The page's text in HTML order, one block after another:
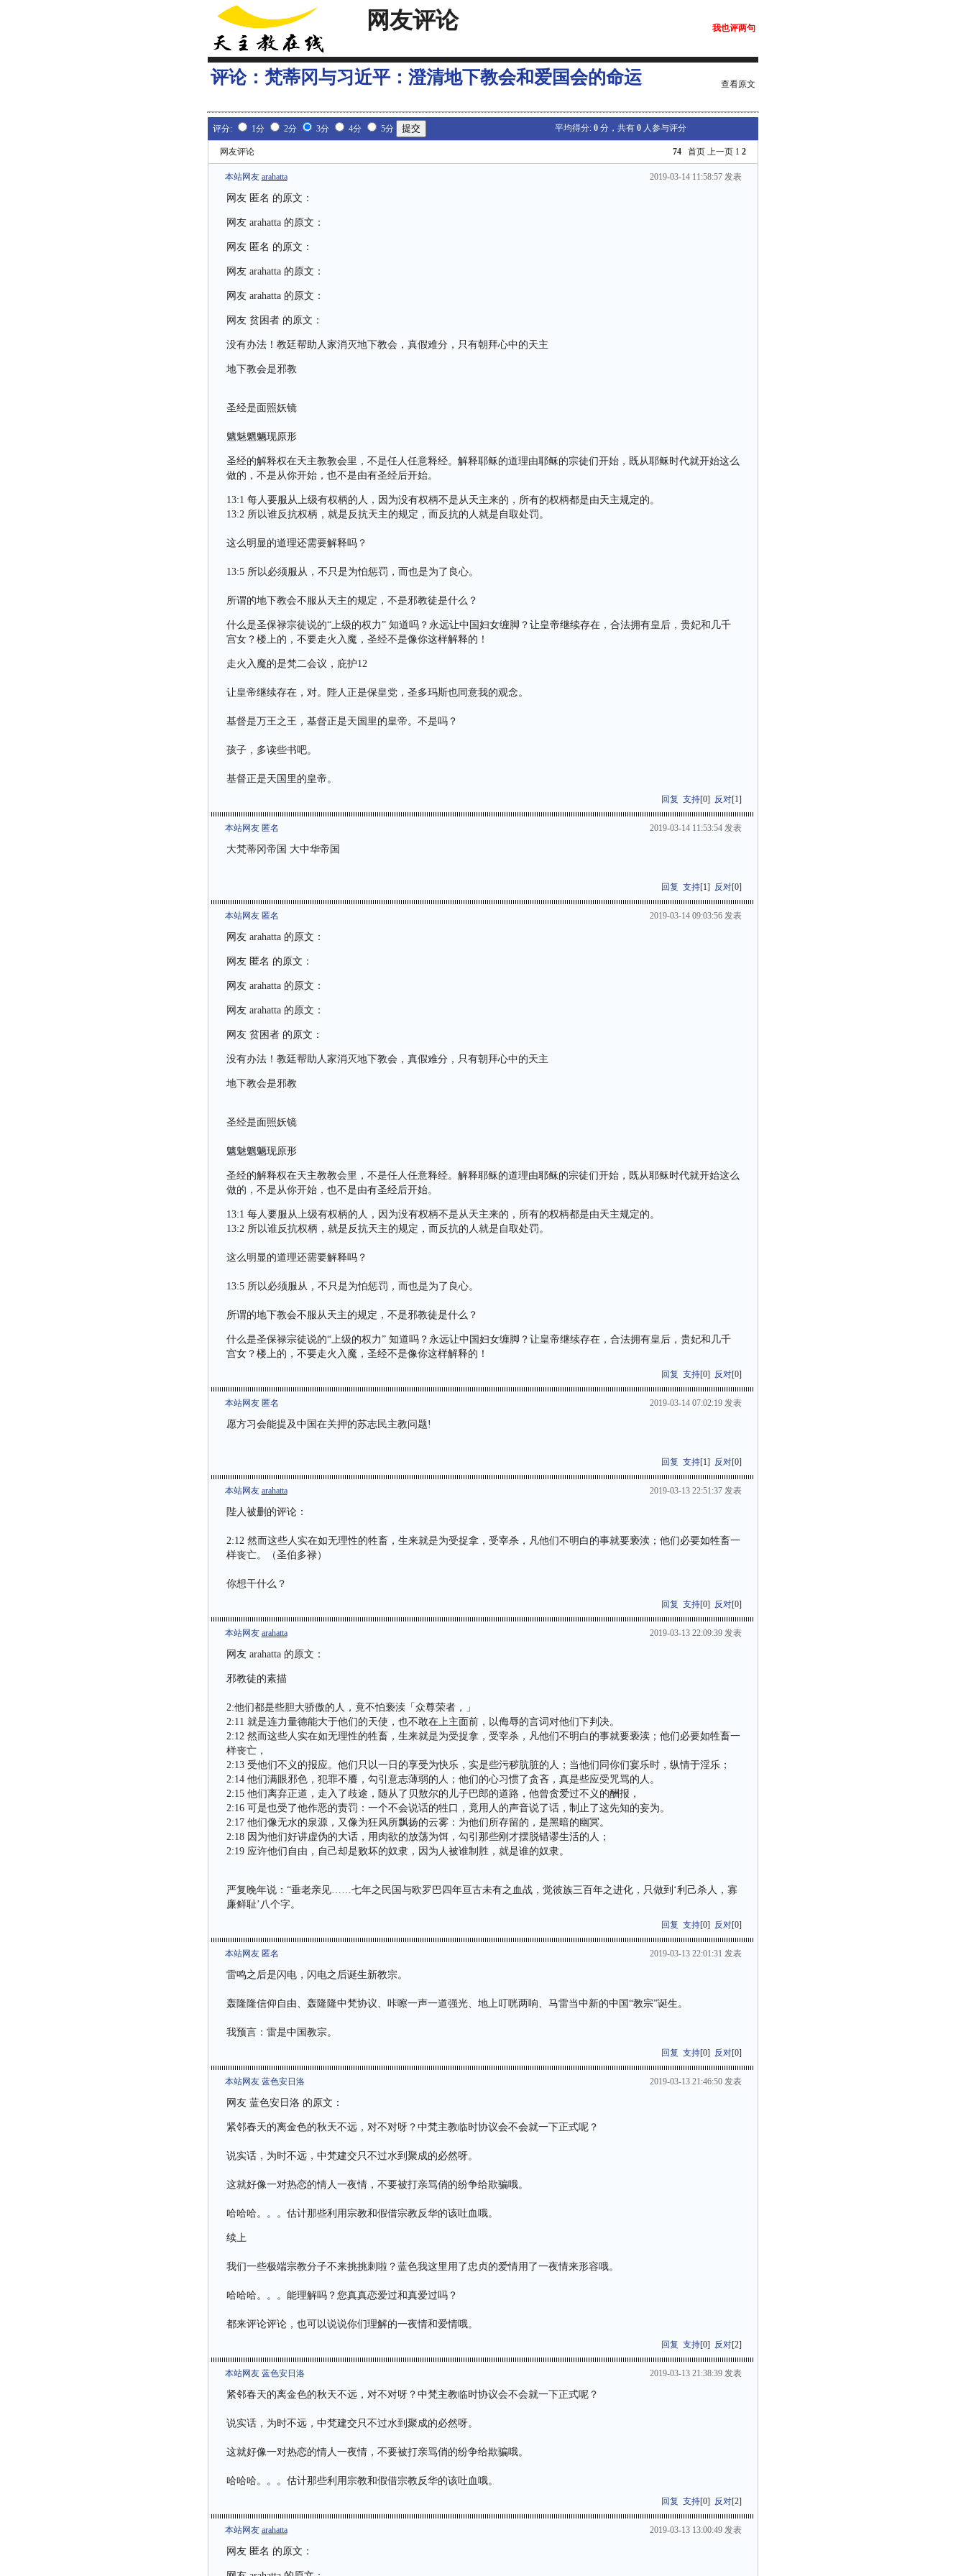
网友评论 我也评两句
评论： 梵蒂冈与习近平：澄清地下教会和爱国会的命运 查看原文
评分: 1分 2分 3分 4分 5分 平均得分: 0 分，共有 0 人参与评分
网友评论 74 首页 上一页 1 2
本站网友 arahatta 2019-03-14 11:58:57 发表
网友 匿名 的原文：
网友 arahatta的原文：
网友 匿名 的原文：
网友 arahatta的原文：
网友 arahatta的原文：
网友 贫困者 的原文：
没有办法！教廷帮助人家消灭地下教会，真假难分，只有朝拜心中的天主
地下教会是邪教
圣经是面照妖镜
魑魅魍魉现原形
圣经的解释权在天主教教会里，不是任人任意释经。解释耶稣的道理由耶稣的宗徒们开始，既从耶稣时代就开始这么
做的，不是从你开始，也不是由有圣经后开始。
13:1 每人要服从上级有权柄的人，因为没有权柄不是从天主来的，所有的权柄都是由天主规定的。
13:2 所以谁反抗权柄，就是反抗天主的规定，而反抗的人就是自取处罚。
这么明显的道理还需要解释吗？
13:5 所以必须服从，不只是为怕惩罚，而也是为了良心。
所谓的地下教会不服从天主的规定，不是邪教徒是什么？
什么是圣保禄宗徒说的“上级的权力” 知道吗？永远让中国妇女缠脚？让皇帝继续存在，合法拥有皇后，贵妃和几千
宫女？楼上的，不要走火入魔，圣经不是像你这样解释的！
走火入魔的是梵二会议，庇护12
让皇帝继续存在，对。陛人正是保皇党，圣多玛斯也同意我的观念。
基督是万王之王，基督正是天国里的皇帝。不是吗？
孩子，多读些书吧。
基督正是天国里的皇帝。
回复 支持[0] 反对[1]
本站网友 匿名 2019-03-14 11:53:54 发表
大梵蒂冈帝国 大中华帝国
回复 支持[1] 反对[0]
本站网友 匿名 2019-03-14 09:03:56 发表
网友 arahatta的原文：
网友 匿名 的原文：
网友 arahatta的原文：
网友 arahatta的原文：
网友 贫困者 的原文：
没有办法！教廷帮助人家消灭地下教会，真假难分，只有朝拜心中的天主
地下教会是邪教
圣经是面照妖镜
魑魅魍魉现原形
圣经的解释权在天主教教会里，不是任人任意释经。解释耶稣的道理由耶稣的宗徒们开始，既从耶稣时代就开始这么
做的，不是从你开始，也不是由有圣经后开始。
13:1 每人要服从上级有权柄的人，因为没有权柄不是从天主来的，所有的权柄都是由天主规定的。
13:2 所以谁反抗权柄，就是反抗天主的规定，而反抗的人就是自取处罚。
这么明显的道理还需要解释吗？
13:5 所以必须服从，不只是为怕惩罚，而也是为了良心。
所谓的地下教会不服从天主的规定，不是邪教徒是什么？
什么是圣保禄宗徒说的“上级的权力” 知道吗？永远让中国妇女缠脚？让皇帝继续存在，合法拥有皇后，贵妃和几千
宫女？楼上的，不要走火入魔，圣经不是像你这样解释的！
回复 支持[0] 反对[0]
本站网友 匿名 2019-03-14 07:02:19 发表
愿方习会能提及中国在关押的苏志民主教问题!
回复 支持[1] 反对[0]
本站网友 arahatta 2019-03-13 22:51:37 发表
陛人被删的评论：
2:12 然而这些人实在如无理性的牲畜，生来就是为受捉拿，受宰杀，凡他们不明白的事就要亵渎；他们必要如牲畜一
样丧亡。（圣伯多禄）
你想干什么？
回复 支持[0] 反对[0]
本站网友 arahatta 2019-03-13 22:09:39 发表
网友 arahatta的原文：
邪教徒的素描
2:他们都是些胆大骄傲的人，竟不怕亵渎「众尊荣者，」
2:11 就是连力量德能大于他们的天使，也不敢在上主面前，以侮辱的言词对他们下判决。
2:12 然而这些人实在如无理性的牲畜，生来就是为受捉拿，受宰杀，凡他们不明白的事就要亵渎；他们必要如牲畜一
样丧亡，
2:13 受他们不义的报应。他们只以一日的享受为快乐，实是些污秽肮脏的人；当他们同你们宴乐时，纵情于淫乐；
2:14 他们满眼邪色，犯罪不餍，勾引意志薄弱的人；他们的心习惯了贪吝，真是些应受咒骂的人。
2:15 他们离弃正道，走入了歧途，随从了贝敖尔的儿子巴郎的道路，他曾贪爱过不义的酬报，
2:16 可是也受了他作恶的责罚：一个不会说话的牲口，竟用人的声音说了话，制止了这先知的妄为。
2:17 他们像无水的泉源，又像为狂风所飘扬的云雾：为他们所存留的，是黑暗的幽冥。
2:18 因为他们好讲虚伪的大话，用肉欲的放荡为饵，勾引那些刚才摆脱错谬生活的人；
2:19 应许他们自由，自己却是败坏的奴隶，因为人被谁制胜，就是谁的奴隶。
严复晚年说：“垂老亲见……七年之民国与欧罗巴四年亘古未有之血战，觉彼族三百年之进化，只做到‘利己杀人，寡
廉鲜耻’八个字。
回复 支持[0] 反对[0]
本站网友 匿名 2019-03-13 22:01:31 发表
雷鸣之后是闪电，闪电之后诞生新教宗。
轰隆隆信仰自由、轰隆隆中梵协议、咔嚓一声一道强光、地上叮咣两响、马雷当中新的中国“教宗”诞生。
我预言：雷是中国教宗。
回复 支持[0] 反对[0]
本站网友 蓝色安日洛 2019-03-13 21:46:50 发表
网友 蓝色安日洛 的原文：
紧邻春天的离金色的秋天不远，对不对呀？中梵主教临时协议会不会就一下正式呢？
说实话，为时不远，中梵建交只不过水到聚成的必然呀。
这就好像一对热恋的情人一夜情，不要被打亲骂俏的纷争给欺骗哦。
哈哈哈。。。估计那些利用宗教和假借宗教反华的该吐血哦。
续上
我们一些极端宗教分子不来挑挑刺啦？蓝色我这里用了忠贞的爱情用了一夜情来形容哦。
哈哈哈。。。能理解吗？您真真恋爱过和真爱过吗？
都来评论评论，也可以说说你们理解的一夜情和爱情哦。
回复 支持[0] 反对[2]
本站网友 蓝色安日洛 2019-03-13 21:38:39 发表
紧邻春天的离金色的秋天不远，对不对呀？中梵主教临时协议会不会就一下正式呢？
说实话，为时不远，中梵建交只不过水到聚成的必然呀。
这就好像一对热恋的情人一夜情，不要被打亲骂俏的纷争给欺骗哦。
哈哈哈。。。估计那些利用宗教和假借宗教反华的该吐血哦。
回复 支持[0] 反对[2]
本站网友 arahatta 2019-03-13 13:00:49 发表
网友 匿名 的原文：